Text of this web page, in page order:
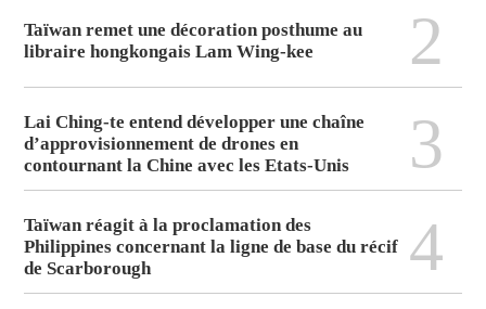
Taïwan remet une décoration posthume au
libraire hongkongais Lam Wing-kee
2
Lai Ching-te entend développer une chaîne
d’approvisionnement de drones en
contournant la Chine avec les Etats-Unis
3
Taïwan réagit à la proclamation des
Philippines concernant la ligne de base du récif
de Scarborough
4